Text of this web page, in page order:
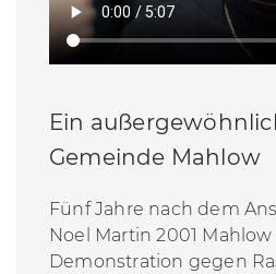
Ein
Gemeinde Mahlow
Fünf Jahre nach dem
Noel Martin 2001
Demonstration gegen